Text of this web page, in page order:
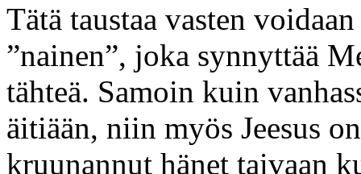
Tätä taustaa vasten
”nainen”, joka synnyttää
tähteä. Samoin kuin
äitiään, niin myös Jeesus
kruunannut hänet taivaan